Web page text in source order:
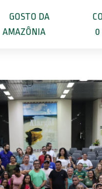
GOSTO DA
AMAZÔNIA
0